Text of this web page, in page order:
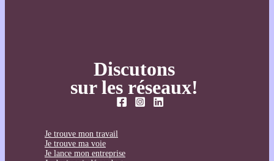
Discutons
sur les réseaux!
Je trouve mon travail
Je trouve ma voie
Je lance mon entreprise